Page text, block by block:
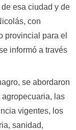
esa ciudad y de
con
provincial para el
informó a través
se abordaron
las
vigentes, los
sanidad,